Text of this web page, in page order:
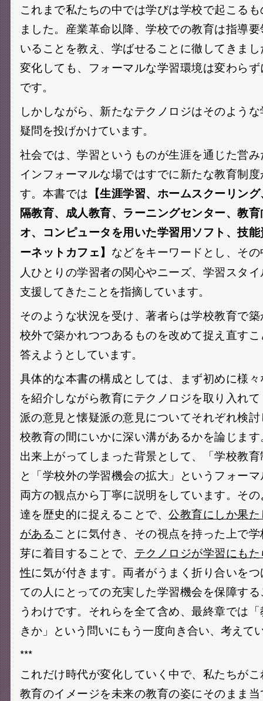
これまで私たちの中では学びは学校で起こる
ました。産業革命以降、学校での教育は指導
いることを教え、学ばせることに徹してきま
変化しても、フォーマルな学習環境は変わら
です。
しかしながら、新たなテクノロジはそのよう
疑問を投げかけています。
社会では、学習というものが生涯を通じた営
インフォーマルな場ではすでに新たな教育制
す。本書では 【生涯学習、ホームスクーリン
隔教育、成人教育、ラーニングセンター、教
オ、コンピュータを用いた学習用ソフト、技
ーネットカフェ】 などをキーワードとし、そ
人ひとりの学習者の関心やニーズ、学習スタ
支援してきたことを指摘しています。
そのような状況を受け、著者らは学校教育で
校外で築かれつつあるものを改めて捉え直す
答えようとしています。
具体的な本書の構成としては、まず初めに様
を紹介しながら教育にテクノロジを取り入れ
派の意見と懐疑派の意見についてそれぞれ検
校教育の間にいかに深い溝があるかを論じま
出来上がってしまった背景として、「学校教
と「学校外の学習機会の拡大」というフォー
両方の観点から丁寧に説明をしています。そ
達を歴史的に捉えることで、公教育にしか果
があることに気付き、その視点を持った上で
芽に着目することで、 テクノロジが学習にも
性に気が付きます。両者がうまく折り合いを
ての人にとっての充実した学習機会を保障す
うわけです。それらを全て含め、最終章では
きか」という問いにもう一度向き合い、考えて
***
これだけ時代が変化していく中で、私たちが
教育のイメージを未来の教育の姿にそのまま